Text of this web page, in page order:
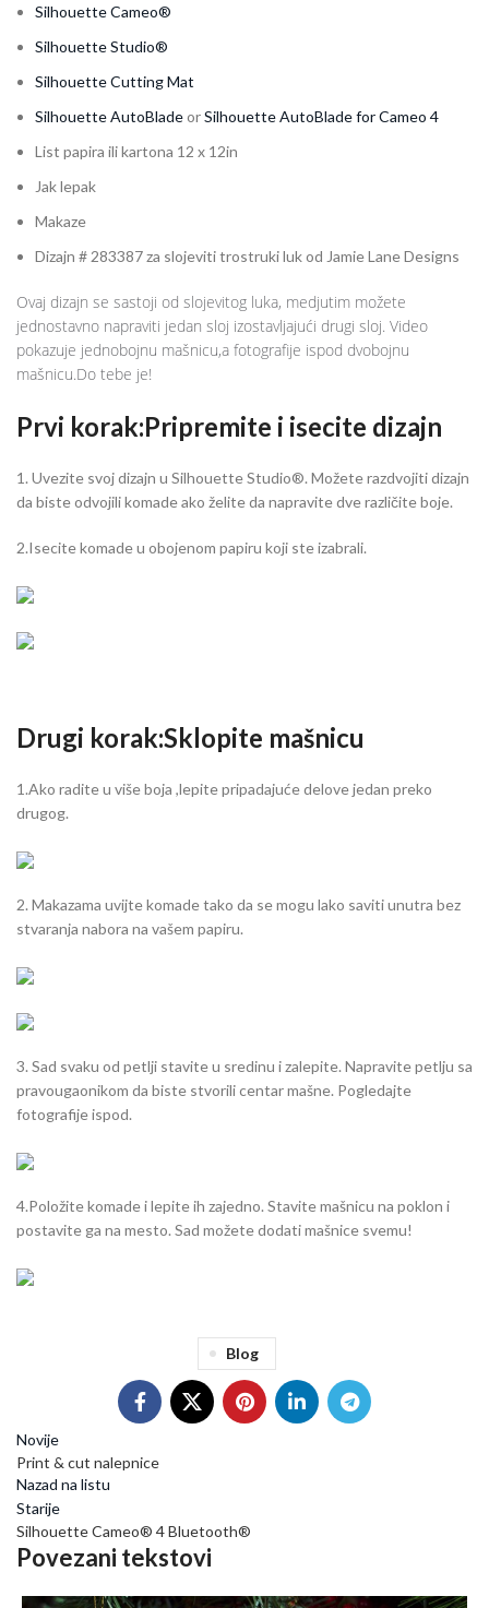
Silhouette Cameo®
Silhouette Studio®
Silhouette Cutting Mat
Silhouette AutoBladeorSilhouette AutoBlade for Cameo 4
List papira ili kartona 12 x 12in
Jak lepak
Makaze
Dizajn # 283387 za slojeviti trostruki luk od Jamie Lane Designs
Ovaj dizajn se sastoji od slojevitog luka, medjutim možete
jednostavno napraviti jedan sloj izostavljajući drugi sloj. Video
pokazuje jednobojnu mašnicu,a fotografije ispod dvobojnu
mašnicu.Do tebe je!
Prvi korak:Pripremite i isecite dizajn
1. Uvezite svoj dizajn u Silhouette Studio®. Možete razdvojiti dizajn
da biste odvojili komade ako želite da napravite dve različite boje.
2.Isecite komade u obojenom papiru koji ste izabrali.
Drugi korak:Sklopite mašnicu
1.Ako radite u više boja ,lepite pripadajuće delove jedan preko
drugog.
2. Makazama uvijte komade tako da se mogu lako saviti unutra bez
stvaranja nabora na vašem papiru.
3. Sad svaku od petlji stavite u sredinu i zalepite. Napravite petlju sa
pravougaonikom da biste stvorili centar mašne. Pogledajte
fotografije ispod.
4.Položite komade i lepite ih zajedno. Stavite mašnicu na poklon i
postavite ga na mesto. Sad možete dodati mašnice svemu!
Blog
Novije
Print & cut nalepnice
Nazad na listu
Starije
Silhouette Cameo® 4 Bluetooth®
Povezani tekstovi